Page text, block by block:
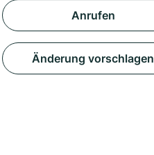
Anrufen
Änderung vorschlagen